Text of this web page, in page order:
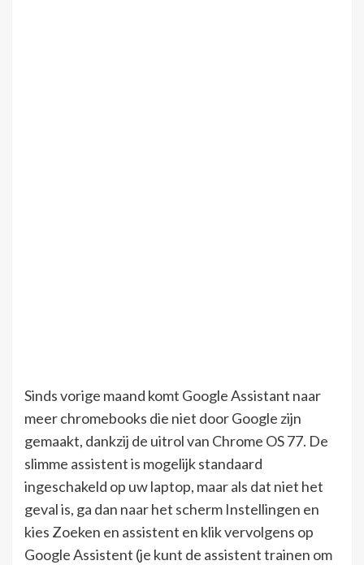
Sinds vorige maand komt Google Assistant naar
meer chromebooks die niet door Google zijn
gemaakt, dankzij de uitrol van Chrome OS 77. De
slimme assistent is mogelijk standaard
ingeschakeld op uw laptop, maar als dat niet het
geval is, ga dan naar het scherm Instellingen en
kies Zoeken en assistent en klik vervolgens op
Google Assistent (je kunt de assistent trainen om